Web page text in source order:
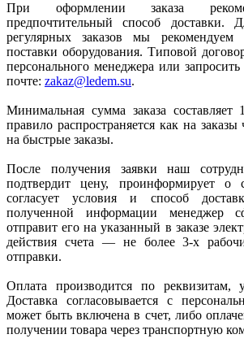
При оформлении заказа
предпочтительный способ доставки.
регулярных заказов мы рекомендуем
поставки оборудования. Типовой
персонального менеджера или
почте: zakaz@ledem.su.
Минимальная сумма заказа
правило распространяется как на заказы
на быстрые заказы.
После получения заявки наш
подтвердит цену, проинформирует о
согласует условия и способ
полученной информации менеджер
отправит его на указанный в заказе
действия счета — не более 3-х
отправки.
Оплата производится по реквизитам,
Доставка согласовывается с
может быть включена в счет, либо
получении товара через транспортную